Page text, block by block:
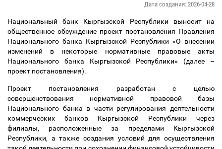
Дата создания: 2026-04-28
Национальный банк Кыргызской Республики выносит на
общественное обсуждение проект постановления Правления
Национального банка Кыргызской Республики «О внесении
изменений в некоторые нормативные правовые акты
Национального банка Кыргызской Республики» (далее –
проект постановления).
Проект постановления разработан с целью
совершенствования нормативной правовой базы
Национального банка в части регулирования деятельности
коммерческих банков Кыргызской Республики через
филиалы, расположенные за пределами Кыргызской
Республики, а также создания условий для осуществления